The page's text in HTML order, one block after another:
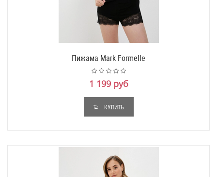
Пижама Mark Formelle
1 199 руб
КУПИТЬ